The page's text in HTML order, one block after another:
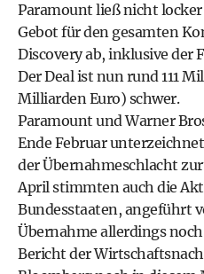
Paramount ließ nicht
Gebot für den gesamten
Discovery ab, inklusive der
Der Deal ist nun rund 111
Milliarden Euro) schwer.
Paramount und Warner
Ende Februar
der Übernahmeschlacht
April stimmten auch die
Bundesstaaten, angeführt
Übernahme allerdings
Bericht der